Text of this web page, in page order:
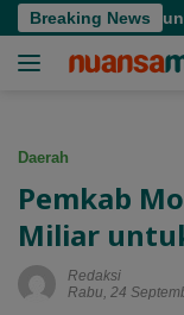
Langsung
ke
Breaking News
Kejar Keuntungan
Daerah
Pemkab
Miliar
Redaksi
Rabu, 24